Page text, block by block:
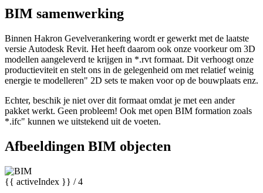
BIM samenwerking
Binnen Hakron Gevelverankering wordt er gewerkt met de laatste
versie Autodesk Revit. Het heeft daarom ook onze voorkeur om 3D
modellen aangeleverd te krijgen in *.rvt formaat. Dit verhoogt onze
productieviteit en stelt ons in de gelegenheid om met relatief weinig
energie te modelleren" 2D sets te maken voor op de bouwplaats enz.
Echter, beschik je niet over dit formaat omdat je met een ander
pakket werkt. Geen probleem! Ook met open BIM formation zoals
*.ifc" kunnen we uitstekend uit de voeten.
Afbeeldingen BIM objecten
{{ activeIndex }} / 4